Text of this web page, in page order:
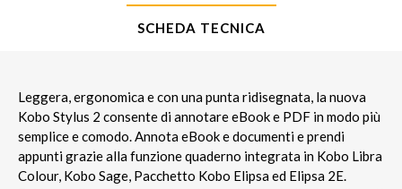
SCHEDA TECNICA
Leggera, ergonomica e con una punta ridisegnata, la nuova
Kobo Stylus 2 consente di annotare eBook e PDF in modo più
semplice e comodo. Annota eBook e documenti e prendi
appunti grazie alla funzione quaderno integrata in Kobo Libra
Colour, Kobo Sage, Pacchetto Kobo Elipsa ed Elipsa 2E.